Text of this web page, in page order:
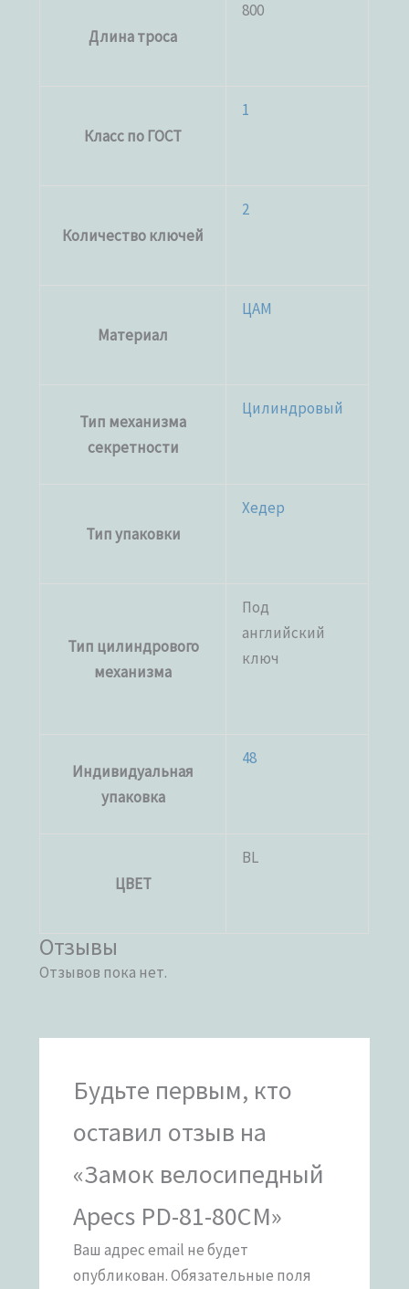
Длина троса
800
Класс по ГОСТ
1
Количество ключей
2
Материал
ЦАМ
Тип механизма
секретности
Цилиндровый
Тип упаковки
Хедер
Тип цилиндрового
механизма
Под
английский
ключ
Индивидуальная
упаковка
48
ЦВЕТ
BL
Отзывы
Отзывов пока нет.
Будьте первым, кто
оставил отзыв на
«Замок велосипедный
Apecs PD-81-80CM»
Ваш адрес email не будет
опубликован.Обязательные поля